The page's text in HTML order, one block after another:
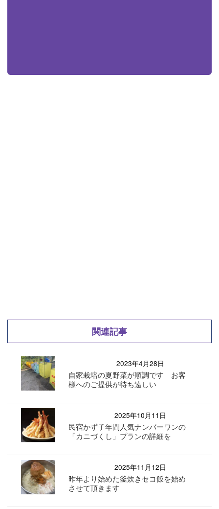
関連記事
2023年4月28日
自家栽培の夏野菜が順調です お客
様へのご提供が待ち遠しい
2025年10月11日
民宿かず子年間人気ナンバーワンの
「カニづくし」プランの詳細を
2025年11月12日
昨年より始めた釜炊きセコ飯を始め
させて頂きます